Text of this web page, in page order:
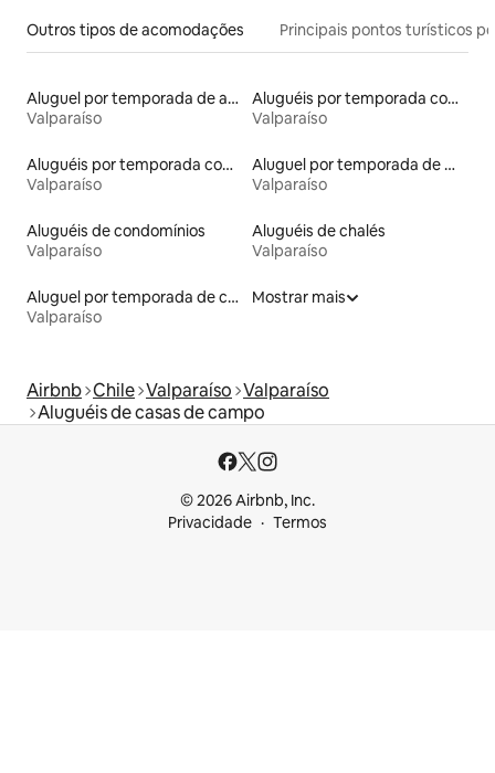
Outros tipos de acomodações Principais pontos turísticos
Aluguel por temporada de apart-hotéis
Valparaíso
Aluguéis por temporada com caiaque
Valparaíso
Aluguéis por temporada com café da manhã
Valparaíso
Aluguel por temporada de microcasas
Valparaíso
Aluguéis de condomínios
Valparaíso
Aluguéis de chalés
Valparaíso
Aluguel por temporada de casas de hóspedes
Valparaíso
Mostrar mais
Airbnb Chile Valparaíso Valparaíso
Aluguéis de casas de campo
© 2026 Airbnb, Inc.
Privacidade
Termos